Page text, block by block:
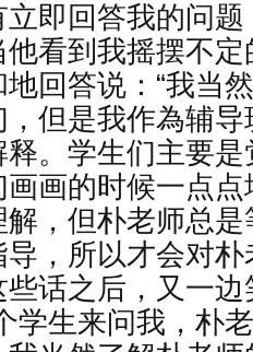
回答我的问题
看到我摇摆不
回答说：“我当
但是我作為辅
。学生们主要
画的时候一点
，但朴老师总
，所以才会对朴
之后，又一边
学生来问我，朴